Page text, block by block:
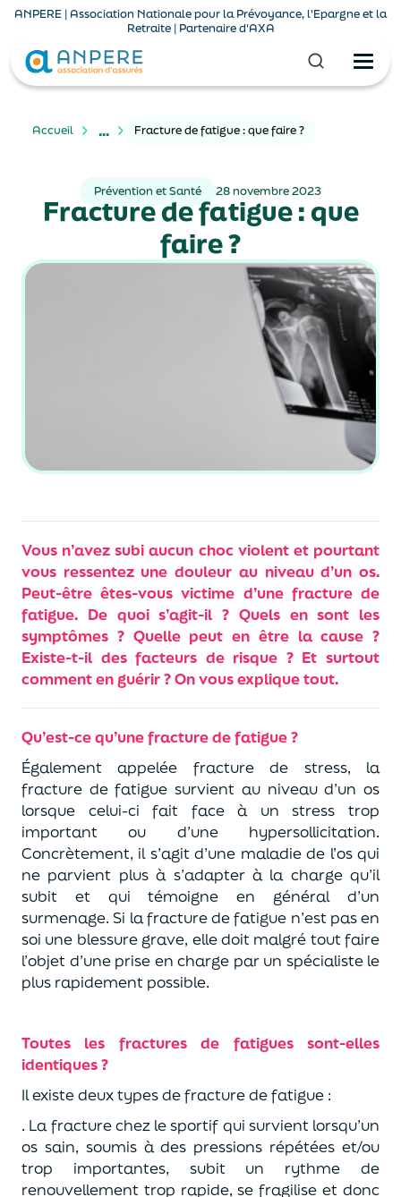
ANPERE | Association Nationale pour la Prévoyance, l'Epargne et la
Retraite | Partenaire d'AXA
Accueil ... Fracture de fatigue : que faire ?
Prévention et Santé 28 novembre 2023
Fracture de fatigue : que
faire ?
Vous n’avez subi aucun choc violent et pourtant
vous ressentez une douleur au niveau d’un os.
Peut-être êtes-vous victime d’une fracture de
fatigue. De quoi s’agit-il ? Quels en sont les
symptômes ? Quelle peut en être la cause ?
Existe-t-il des facteurs de risque ? Et surtout
comment en guérir ? On vous explique tout.
Qu’est-ce qu’une fracture de fatigue ?
Également appelée fracture de stress, la
fracture de fatigue survient au niveau d’un os
lorsque celui-ci fait face à un stress trop
important ou d’une hypersollicitation.
Concrètement, il s’agit d’une maladie de l’os qui
ne parvient plus à s’adapter à la charge qu’il
subit et qui témoigne en général d’un
surmenage. Si la fracture de fatigue n’est pas en
soi une blessure grave, elle doit malgré tout faire
l’objet d’une prise en charge par un spécialiste le
plus rapidement possible.
Toutes les fractures de fatigues sont-elles
identiques ?
Il existe deux types de fracture de fatigue :
. La fracture chez le sportif qui survient lorsqu’un
os sain, soumis à des pressions répétées et/ou
trop importantes, subit un rythme de
renouvellement trop rapide, se fragilise et donc